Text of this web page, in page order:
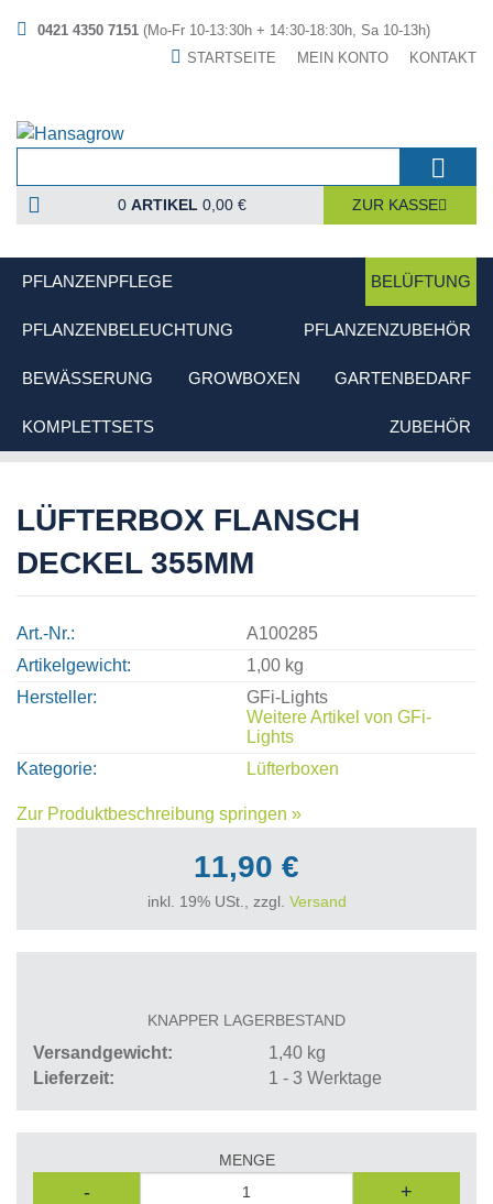
0421 4350 7151 (Mo-Fr 10-13:30h + 14:30-18:30h, Sa 10-13h)
STARTSEITE
MEIN KONTO KONTAKT
0 ARTIKEL 0,00 € ZUR KASSE
PFLANZENPFLEGE BELÜFTUNG
PFLANZENBELEUCHTUNG PFLANZENZUBEHÖR
BEWÄSSERUNG GROWBOXEN GARTENBEDARF
KOMPLETTSETS ZUBEHÖR
LÜFTERBOX FLANSCH
DECKEL 355MM
Art.-Nr.
A100285
Artikelgewicht
1,00 kg
Hersteller
GFi-Lights
Weitere Artikel von GFi-
Lights
Kategorie
Lüfterboxen
Zur Produktbeschreibung springen »
11,90 €
inkl. 19% USt., zzgl. Versand
KNAPPER LAGERBESTAND
Versandgewicht 1,40 kg
Lieferzeit
1 - 3 Werktage
MENGE
- +